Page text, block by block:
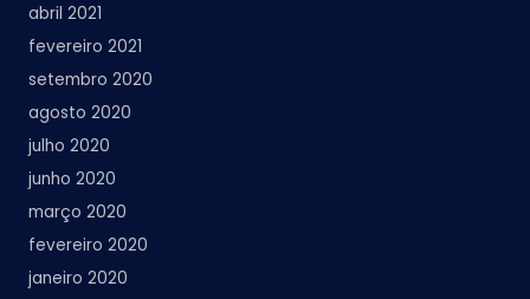
abril 2021
fevereiro 2021
setembro 2020
agosto 2020
julho 2020
junho 2020
março 2020
fevereiro 2020
janeiro 2020